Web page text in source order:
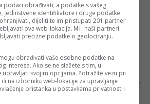
Kopirati
Prikaži komentare
autora, a ne nužno i stavove internet portala Banjaluka.com. Molimo korisnike da se suzdrže od
Portal Banjaluka.com zadržava pravo da obriše komentar bez najave i objašnjenja. Zbog velikog broja
sve komentare koji krše pravila. Kao čitalac takođe prihvatate mogućnost da među komentarima mogu
sa vašim vjerskim, moralnim i drugim načelima i uvjerenjima.
podaci obrađivati, a podatke s vašeg
jedinstvene identifikatore i druge podatke
dijeliti te im pristupati 201 partner
ova web-lokacija. Mi i naši partneri
precizne podatke o geolociranju.
obrađivati vaše osobne podatke na
interesa. Ako se ne slažete s tim, u
upravljati svojim opcijama. Potražite vezu pri
ili na izborniku web-lokacije za upravljanje
pristanka u postavkama privatnosti i